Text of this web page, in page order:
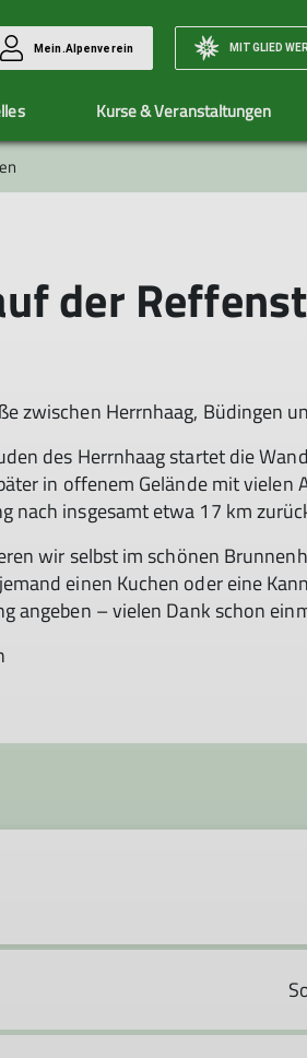
Mein.Alpenverein MITGLIED
Sektionshefte
Kurse & Veranstaltungen
& Touren
Bedingungen
Natur & Klima
Klimarechner
Wasserturm
werden
der
zwischen Herrnhaag, Büdingen
des Herrnhaag startet die
in offenem Gelände mit vielen
nach insgesamt etwa 17 km
wir selbst im schönen
einen Kuchen oder eine
angeben – vielen Dank schon